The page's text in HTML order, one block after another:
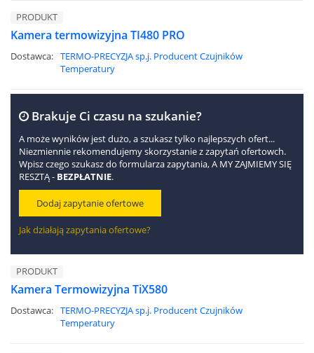
PRODUKT
Kamera termowizyjna TI480 PRO
Dostawca: TERMO-PRECYZJA sp.j. Producent Czujników
Temperatury
Brakuje Ci czasu na szukanie?
A może wyników jest dużo, a szukasz tylko najlepszych ofert...
Niezmiennie rekomendujemy skorzystanie z zapytań ofertowch.
Wpisz czego szukasz do formularza zapytania, A MY ZAJMIEMY SIĘ
RESZTĄ - BEZPŁATNIE.
Dodaj zapytanie ofertowe
Jak działają zapytania ofertowe?
PRODUKT
Kamera Termowizyjna TiX580
Dostawca: TERMO-PRECYZJA sp.j. Producent Czujników
Temperatury